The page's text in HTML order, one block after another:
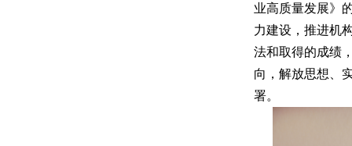
业高质量发展》
力建设，推进机
法和取得的成绩
向，解放思想、
署。